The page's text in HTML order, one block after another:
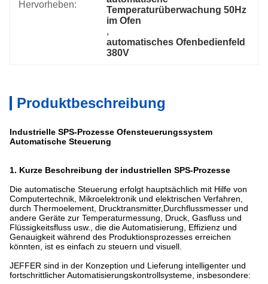
Hervorheben:
Temperaturüberwachung 50Hz
im Ofen
,
automatisches Ofenbedienfeld
380V
Produktbeschreibung
Industrielle SPS-Prozesse Ofensteuerungssystem
Automatische Steuerung
1. Kurze Beschreibung der industriellen SPS-Prozesse
Die automatische Steuerung erfolgt hauptsächlich mit Hilfe von
Computertechnik, Mikroelektronik und elektrischen Verfahren,
durch Thermoelement, Drucktransmitter,Durchflussmesser und
andere Geräte zur Temperaturmessung, Druck, Gasfluss und
Flüssigkeitsfluss usw., die die Automatisierung, Effizienz und
Genauigkeit während des Produktionsprozesses erreichen
könnten, ist es einfach zu steuern und visuell.
JEFFER sind in der Konzeption und Lieferung intelligenter und
fortschrittlicher Automatisierungskontrollsysteme, insbesondere: